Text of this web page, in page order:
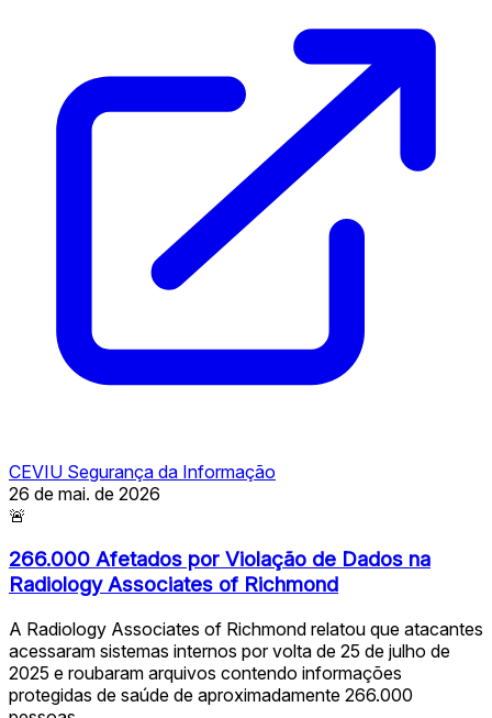
CEVIU Segurança da Informação
26 de mai. de 2026
🚨
266.000 Afetados por Violação de Dados na
Radiology Associates of Richmond
A Radiology Associates of Richmond relatou que atacantes
acessaram sistemas internos por volta de 25 de julho de
2025 e roubaram arquivos contendo informações
protegidas de saúde de aproximadamente 266.000